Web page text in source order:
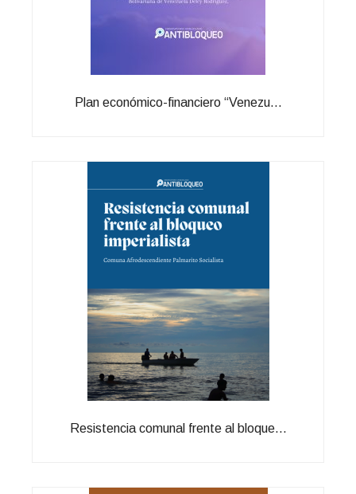
Plan económico-financiero “Venezu...
Resistencia comunal frente al bloque...